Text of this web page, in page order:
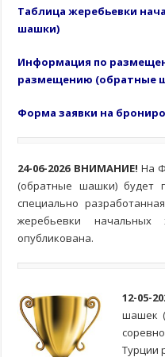
Таблица жеребьевки
шашки)
Информация по
размещению (обратные
Форма заявки на
24-06-2026 ВНИМАНИЕ! На
(обратные шашки) будет
специально
жеребьевки
опубликована.
12-05-
шашек
Турции